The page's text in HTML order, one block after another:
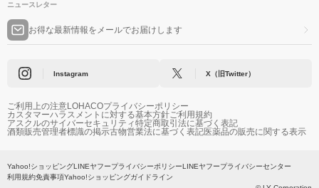
ニュースレター
お得な最新情報をメールでお届けします
Instagram X（旧Twitter）
ご利用上の注意LOHACOプライバシーポリシー
カスタマーハラスメントに対する基本方針ご利用規約
アスクルのサイバーセキュリティ特定商取引法に基づく表記
酒類販売管理者標識の掲示古物営業法に基づく表記医薬品の販売に関する表示
Yahoo!ショッピングLINEヤフープライバシーポリシーLINEヤフープライバシーセンター
利用規約免責事項Yahoo!ショッピングガイドライン